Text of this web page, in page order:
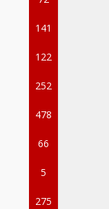
141
122
252
478
66
5
275